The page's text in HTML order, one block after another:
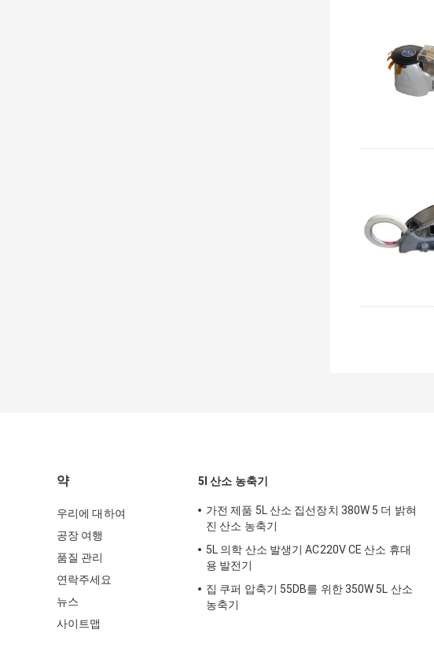
약
우리에 대하여
공장 여행
품질 관리
연락주세요
뉴스
사이트맵
5l 산소 농축기
가전 제품 5L 산소 집선장치 380W 5 더 밝혀
진 산소 농축기
5L 의학 산소 발생기 AC220V CE 산소 휴대
용 발전기
집 쿠퍼 압축기 55DB를 위한 350W 5L 산소
농축기